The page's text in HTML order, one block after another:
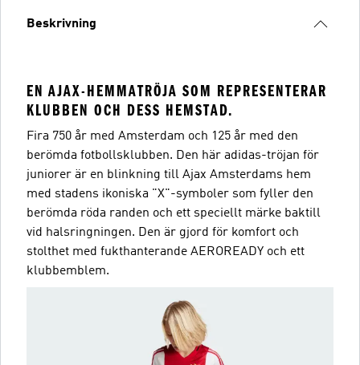
Beskrivning
EN AJAX-HEMMATRÖJA SOM REPRESENTERAR
KLUBBEN OCH DESS HEMSTAD.
Fira 750 år med Amsterdam och 125 år med den
berömda fotbollsklubben. Den här adidas-tröjan för
juniorer är en blinkning till Ajax Amsterdams hem
med stadens ikoniska "X"-symboler som fyller den
berömda röda randen och ett speciellt märke baktill
vid halsringningen. Den är gjord för komfort och
stolthet med fukthanterande AEROREADY och ett
klubbemblem.